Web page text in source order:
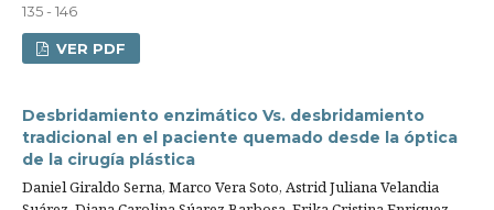
135 - 146
VER PDF
Desbridamiento enzimático Vs. desbridamiento
tradicional en el paciente quemado desde la óptica
de la cirugía plástica
Daniel Giraldo Serna, Marco Vera Soto, Astrid Juliana Velandia